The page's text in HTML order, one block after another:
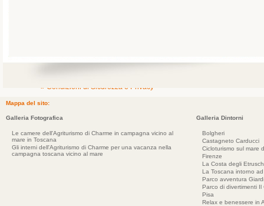
» Condizioni di Sicurezza e Privacy
Mappa del sito:
Galleria Fotografica
Le camere dell'Agriturismo di Charme in campagna vicino al
mare in Toscana
Gli interni dell'Agriturismo di Charme per una vacanza nella
campagna toscana vicino al mare
Galleria Dintorni
Bolgheri
Castagneto Carducci
Cicloturismo sul mare
Firenze
La Costa degli
La Toscana intorno
Parco avventura
Parco di divertimenti Il
Pisa
Relax e benessere in